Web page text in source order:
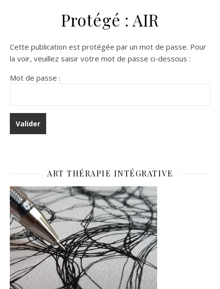
Protégé : AIR
Cette publication est protégée par un mot de passe. Pour
la voir, veuillez saisir votre mot de passe ci-dessous :
Mot de passe :
ART THÉRAPIE INTÉGRATIVE